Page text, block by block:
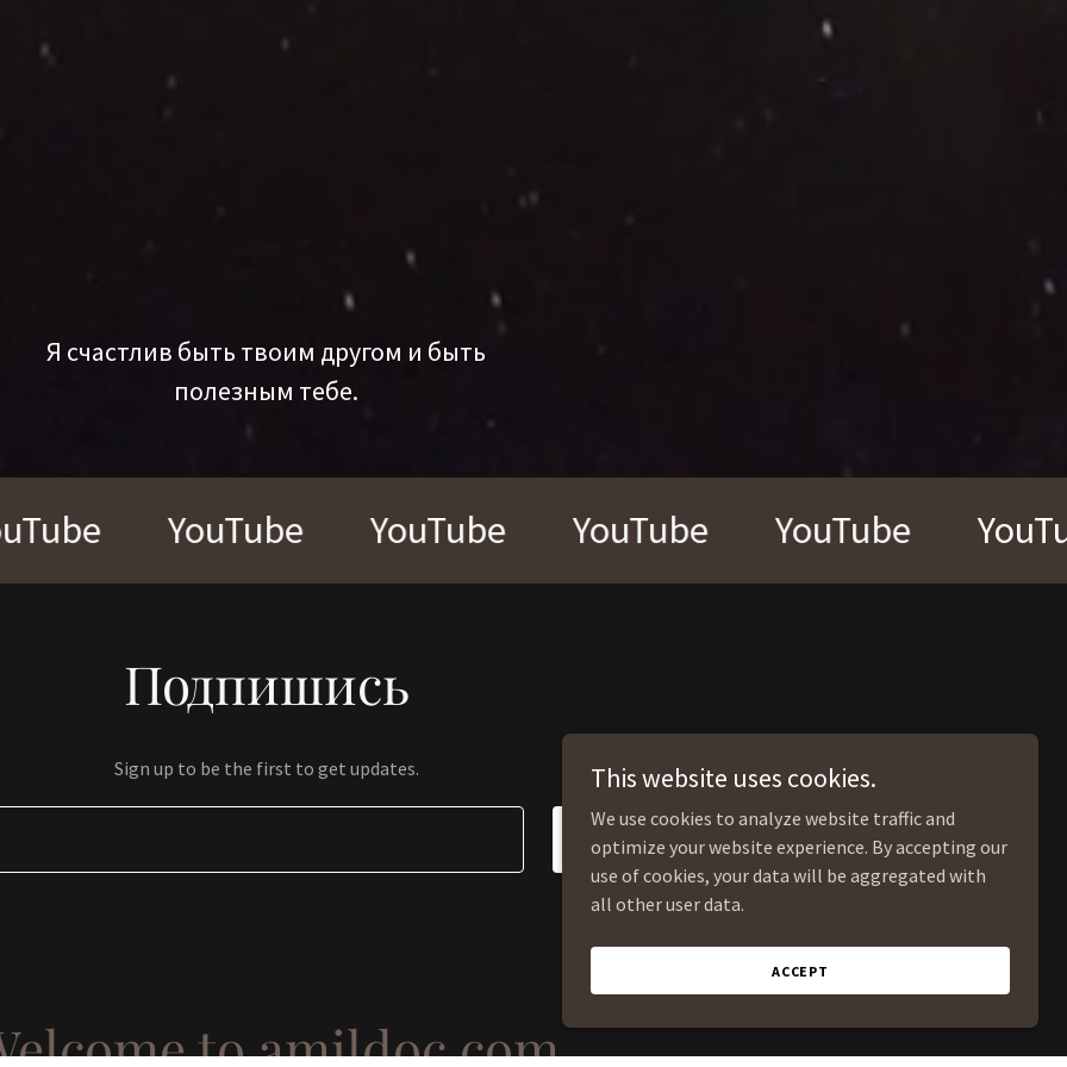
Я счастлив быть твоим другом и быть
полезным тебе.
YouTube YouTube YouTube YouTube YouTube
Подпишись
Sign up to be the first to get updates.
SIGN UP
to amildoc.com
This website uses cookies.
We use cookies to analyze website traffic and
optimize your website experience. By accepting our
use of cookies, your data will be aggregated with
all other user data.
ACCEPT